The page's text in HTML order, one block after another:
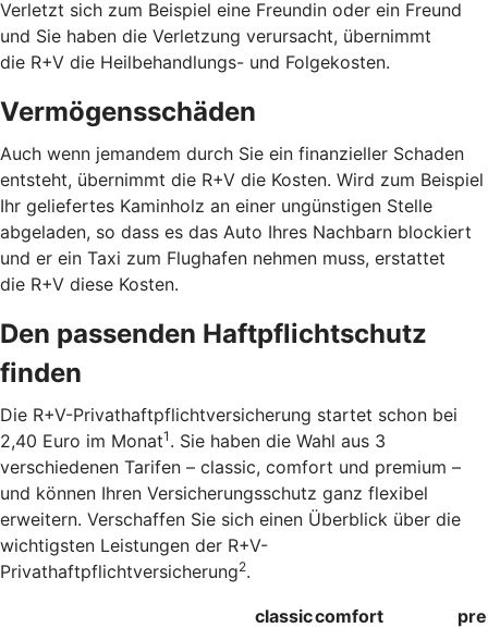
Verletzt sich zum Beispiel eine Freundin oder ein Freund
und Sie haben die Verletzung verursacht, übernimmt
die R+V die Heilbehandlungs- und Folgekosten.
Vermögensschäden
Auch wenn jemandem durch Sie ein finanzieller Schaden
entsteht, übernimmt die R+V die Kosten. Wird zum Beispiel
Ihr geliefertes Kaminholz an einer ungünstigen Stelle
abgeladen, so dass es das Auto Ihres Nachbarn blockiert
und er ein Taxi zum Flughafen nehmen muss, erstattet
die R+V diese Kosten.
Den passenden Haftpflichtschutz
finden
Die R+V-Privathaftpflichtversicherung startet schon bei
2,40 Euro im Monat1 . Sie haben die Wahl aus 3
verschiedenen Tarifen – classic, comfort und premium –
und können Ihren Versicherungsschutz ganz flexibel
erweitern. Verschaffen Sie sich einen Überblick über die
wichtigsten Leistungen der R+V-
Privathaftpflichtversicherung2.
classiccomfort